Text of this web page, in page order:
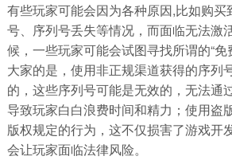
有些玩家可能会因为各种原因,比如购买
号、序列号丢失等情况，而面临无法激
候，一些玩家可能会试图寻找所谓的“免
大家的是，使用非正规渠道获得的序列
的，这些序列号可能是无效的，无法通
导致玩家白白浪费时间和精力；使用盗
版权规定的行为，这不仅损害了游戏开
会让玩家面临法律风险。